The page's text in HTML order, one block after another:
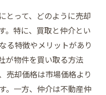
とって、どのように売却
。特に、買取と仲介とい
る特徴やメリットがあり
が物件を買い取る方法
売却価格は市場価格より
。一方、仲介は不動産仲